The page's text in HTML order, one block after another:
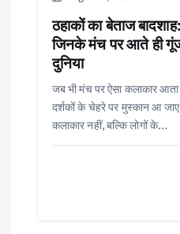
ठहाकों का बेताज
जिनके मंच पर आते ही
दुनिया
जब भी मंच पर ऐसा कलाकार
दर्शकों के चेहरे पर मुस्कान आ
कलाकार नहीं, बल्कि लोगों के…